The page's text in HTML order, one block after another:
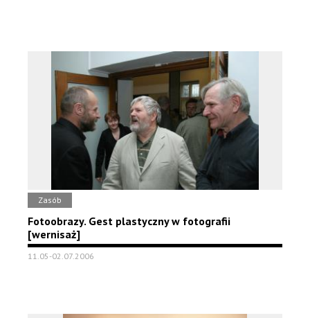
Zasób
Fotoobrazy. Gest plastyczny w fotografii
[wernisaż]
11.05-02.07.2006